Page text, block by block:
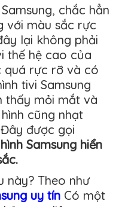
chắc hẳn
với màu sắc rực
lại không phải
thế hệ cao của
quá rực rỡ và có
tivi Samsung
thấy mỏi mắt và
cũng nhạt
được gọi
Samsung hiển
này? Theo như
uy tín Có một